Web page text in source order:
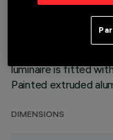
aluminium vapours
Anodised aluminium
luminaire is fitted
Painted extruded
DIMENSIONS